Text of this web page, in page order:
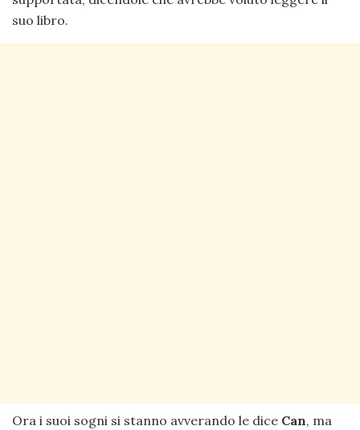
suo libro.
Ora i suoi sogni si stanno avverando le dice Can, ma